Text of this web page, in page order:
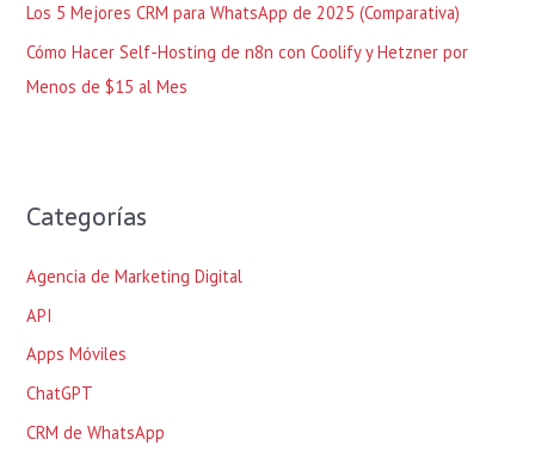
Los 5 Mejores CRM para WhatsApp de 2025 (Comparativa)
Cómo Hacer Self-Hosting de n8n con Coolify y Hetzner por
Menos de $15 al Mes
Categorías
Agencia de Marketing Digital
API
Apps Móviles
ChatGPT
CRM de WhatsApp